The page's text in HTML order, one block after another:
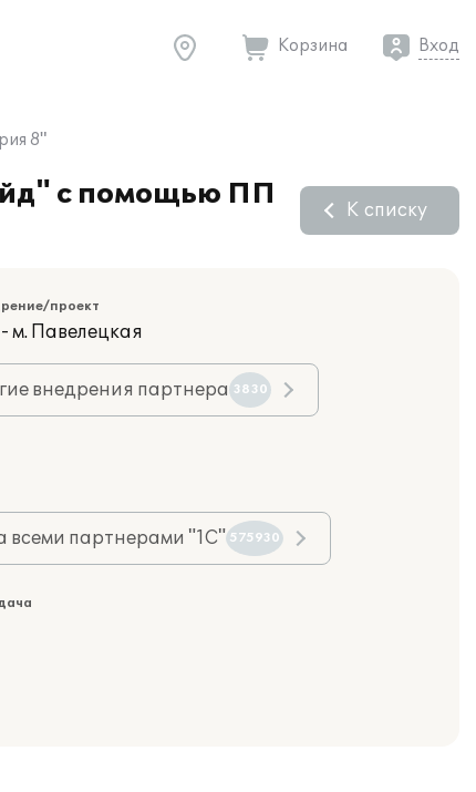
Корзина Вход
8"
с помощью ПП
К списку
проект
м. Павелецкая
внедрения партнера 3830
всеми партнерами "1С" 575930